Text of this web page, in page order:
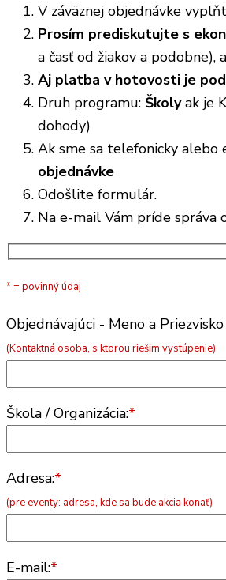
V záväznej objednávke
Prosím prediskutujte s
a časť od žiakov a
Aj platba v hotovosti je
Druh programu: Školyak je
dohody)
Ak sme sa telefonicky alebo
objednávke
Odošlite formulár.
Na e-mail Vám príde správa
* = povinný údaj
Objednávajúci - Meno a Priezvisko
(Kontaktná osoba, s ktorou riešim vystúpenie)
Škola / Organizácia:*
Adresa:*
(pre eventy: adresa, kde sa bude akcia konať)
E-mail:*